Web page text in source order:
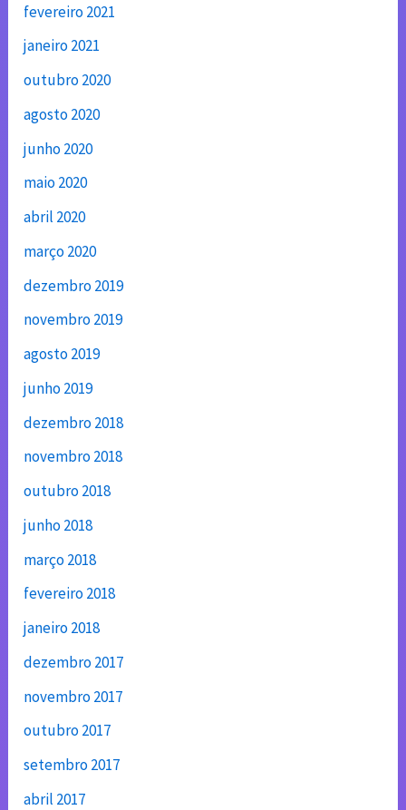
fevereiro 2021
janeiro 2021
outubro 2020
agosto 2020
junho 2020
maio 2020
abril 2020
março 2020
dezembro 2019
novembro 2019
agosto 2019
junho 2019
dezembro 2018
novembro 2018
outubro 2018
junho 2018
março 2018
fevereiro 2018
janeiro 2018
dezembro 2017
novembro 2017
outubro 2017
setembro 2017
abril 2017